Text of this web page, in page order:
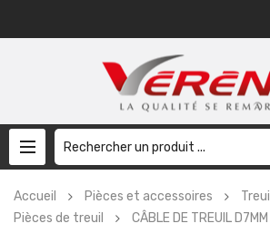
Accueil Pièces et accessoires
Treuil
Pièces de treuil
CÂBLE DE TREUIL D7MM